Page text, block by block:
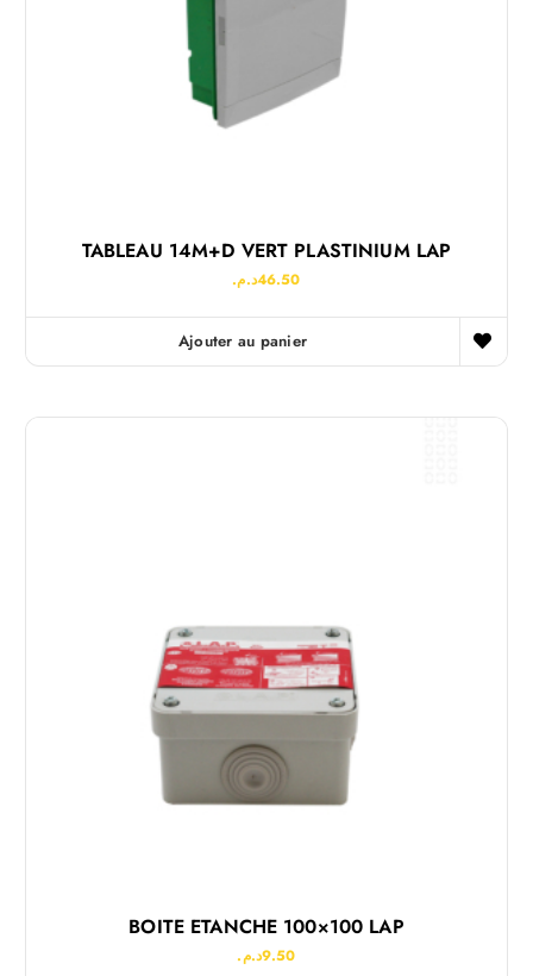
TABLEAU 14M+D VERT PLASTINIUM LAP
46.50د.م.
Ajouter au panier
BOITE ETANCHE 100×100 LAP
9.50د.م.